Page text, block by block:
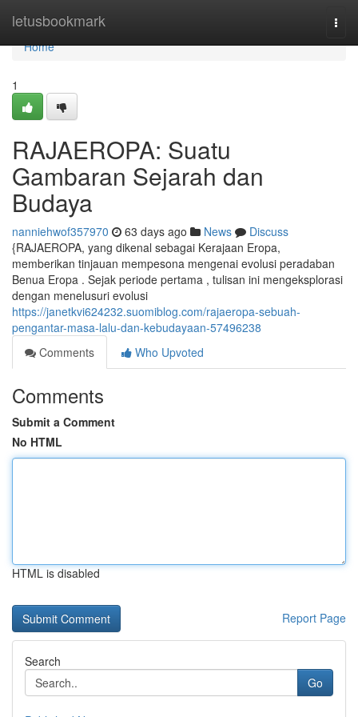
letusbookmark
Home
Home
1
RAJAEROPA: Suatu
Gambaran Sejarah dan
Budaya
nanniehwof357970 63 days ago News
Discuss
{RAJAEROPA, yang dikenal sebagai Kerajaan Eropa,
memberikan tinjauan mempesona mengenai evolusi peradaban
Benua Eropa . Sejak periode pertama , tulisan ini mengeksplorasi
dengan menelusuri evolusi
https://janetkvi624232.suomiblog.com/rajaeropa-sebuah-
pengantar-masa-lalu-dan-kebudayaan-57496238
Comments
Who Upvoted
Comments
Submit a Comment
No HTML
HTML is disabled
Report Page
Search
Go